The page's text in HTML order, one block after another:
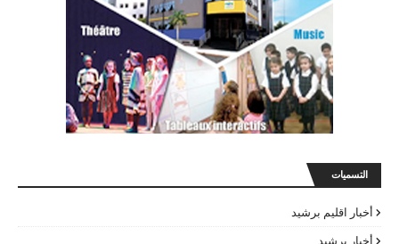
التسميات
أخبار اقليم برشيد
أخبار برشيد